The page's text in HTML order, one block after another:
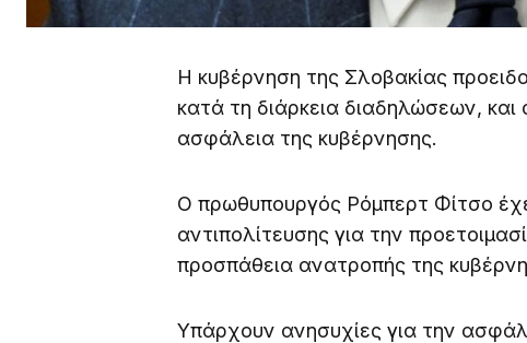
Η κυβέρνηση της Σλοβακίας
κατά τη διάρκεια διαδηλώσεων, και
ασφάλεια της κυβέρνησης.
Ο πρωθυπουργός Ρόμπερτ Φίτσο
αντιπολίτευσης για την
προσπάθεια ανατροπής της
Υπάρχουν ανησυχίες για την